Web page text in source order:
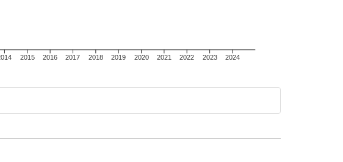
2015 2016 2017 2018 2019 2020 2021 2022 2023 2024